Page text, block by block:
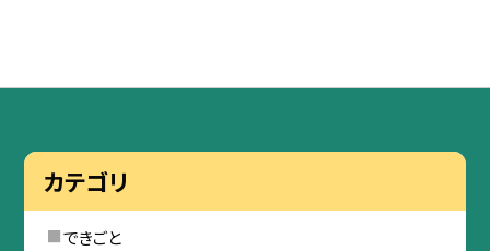
カテゴリ
できごと